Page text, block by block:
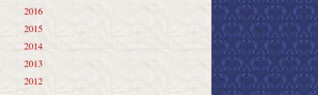
2016
2015
2014
2013
2012